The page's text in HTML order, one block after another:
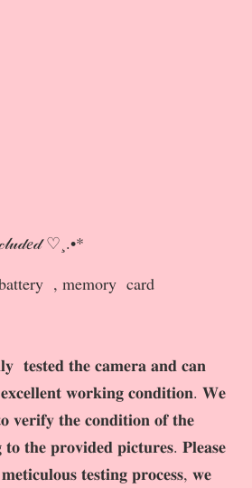
♡¸.•*
, memory card
𝐭𝐞𝐬𝐭𝐞𝐝 𝐭𝐡𝐞 𝐜𝐚𝐦𝐞𝐫𝐚 𝐚𝐧𝐝 𝐜𝐚𝐧
𝐞𝐱𝐜𝐞𝐥𝐥𝐞𝐧𝐭 𝐰𝐨𝐫𝐤𝐢𝐧𝐠 𝐜𝐨𝐧𝐝𝐢𝐭𝐢𝐨𝐧. 𝐖𝐞
𝐯𝐞𝐫𝐢𝐟𝐲 𝐭𝐡𝐞 𝐜𝐨𝐧𝐝𝐢𝐭𝐢𝐨𝐧 𝐨𝐟 𝐭𝐡𝐞
𝐭𝐡𝐞 𝐩𝐫𝐨𝐯𝐢𝐝𝐞𝐝 𝐩𝐢𝐜𝐭𝐮𝐫𝐞𝐬. 𝐏𝐥𝐞𝐚𝐬𝐞
𝐭𝐞𝐬𝐭𝐢𝐧𝐠 𝐩𝐫𝐨𝐜𝐞𝐬𝐬, 𝐰𝐞